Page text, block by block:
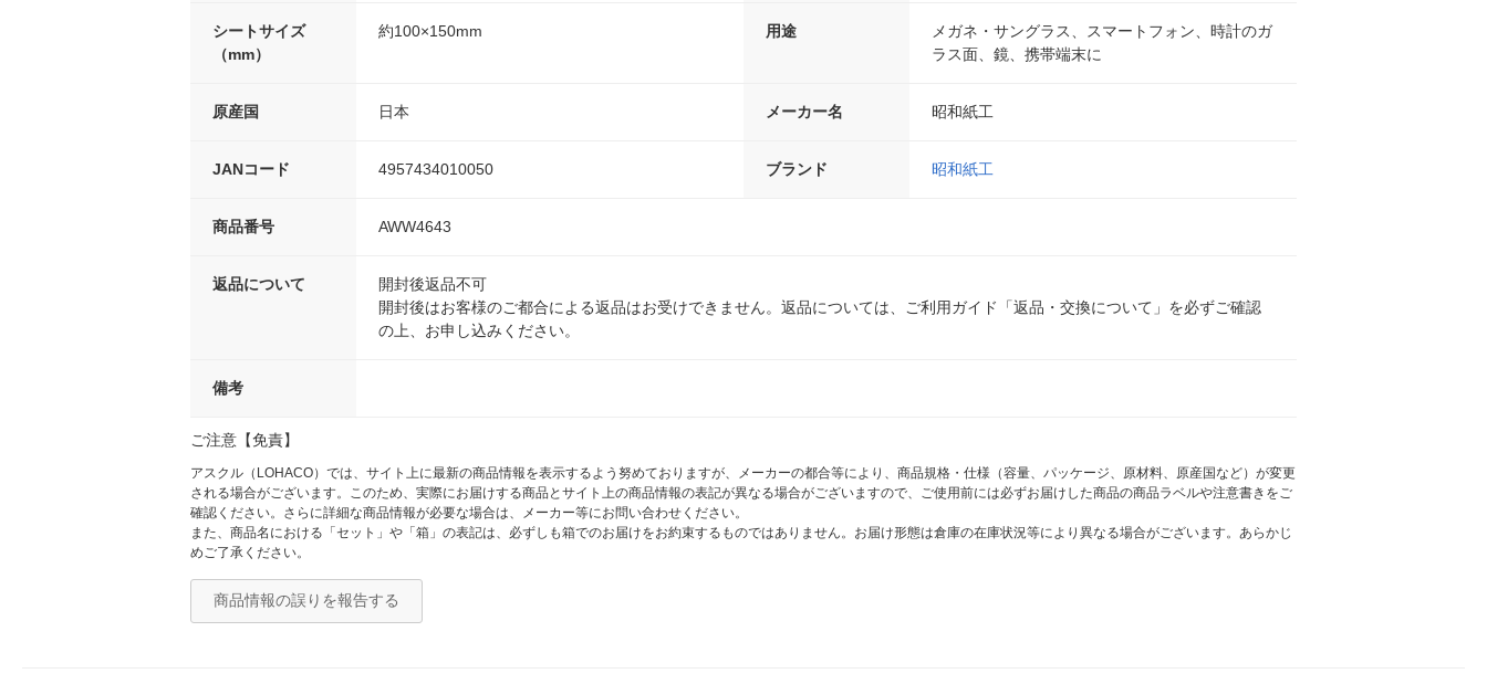
シートサイズ
（mm）
約100×150mm 用途
メガネ・サングラス、スマートフォン、時計のガ
ラス面、鏡、携帯端末に
原産国 日本 メーカー名 昭和紙工
JANコード 4957434010050 ブランド 昭和紙工
商品番号 AWW4643
返品について
開封後返品不可
開封後はお客様のご都合による返品はお受けできません。返品については、ご利用ガイド「返品・交換について」を必ずご確認
の上、お申し込みください。
備考
ご注意【免責】
アスクル（LOHACO）では、サイト上に最新の商品情報を表示するよう努めておりますが、メーカーの都合等により、商品規格・仕様（容量、パッケージ、原材料、原産国など）が変更
される場合がございます。このため、実際にお届けする商品とサイト上の商品情報の表記が異なる場合がございますので、ご使用前には必ずお届けした商品の商品ラベルや注意書きをご
確認ください。さらに詳細な商品情報が必要な場合は、メーカー等にお問い合わせください。
また、商品名における「セット」や「箱」の表記は、必ずしも箱でのお届けをお約束するものではありません。お届け形態は倉庫の在庫状況等により異なる場合がございます。あらかじ
めご了承ください。
商品情報の誤りを報告する